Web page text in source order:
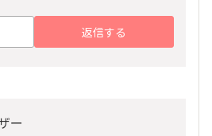
ました。また、今年は10月
ーフではありますが、大会
ってください。チバリヨー！
返信する
ー